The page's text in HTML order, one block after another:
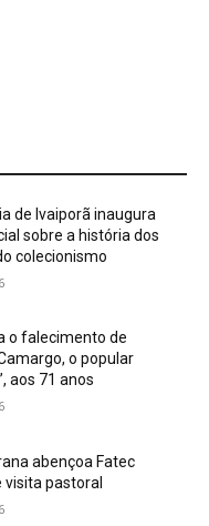
de Ivaiporã inaugura
sobre a história dos
colecionismo
o falecimento de
o popular
aos 71 anos
abençoa Fatec
visita pastoral